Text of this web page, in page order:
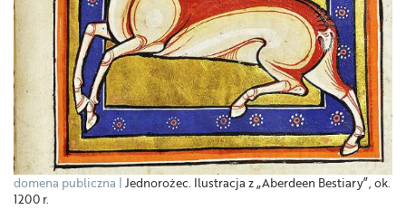
domena publiczna Jednorożec. Ilustracja z „Aberdeen Bestiary”, ok.
1200 r.